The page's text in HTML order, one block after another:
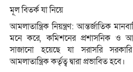
মূল বিতর্ক যা নিয়ে
আমলাতান্ত্রিক নিয়ন্ত্রণ: আন্তর্জাতিক
মনে করে, কমিশনের প্রশাসনিক ও
সাজানো হয়েছে যা সরাসরি
আমলাতান্ত্রিক কর্তৃত্ব দ্বারা প্রভাবিত হবে।